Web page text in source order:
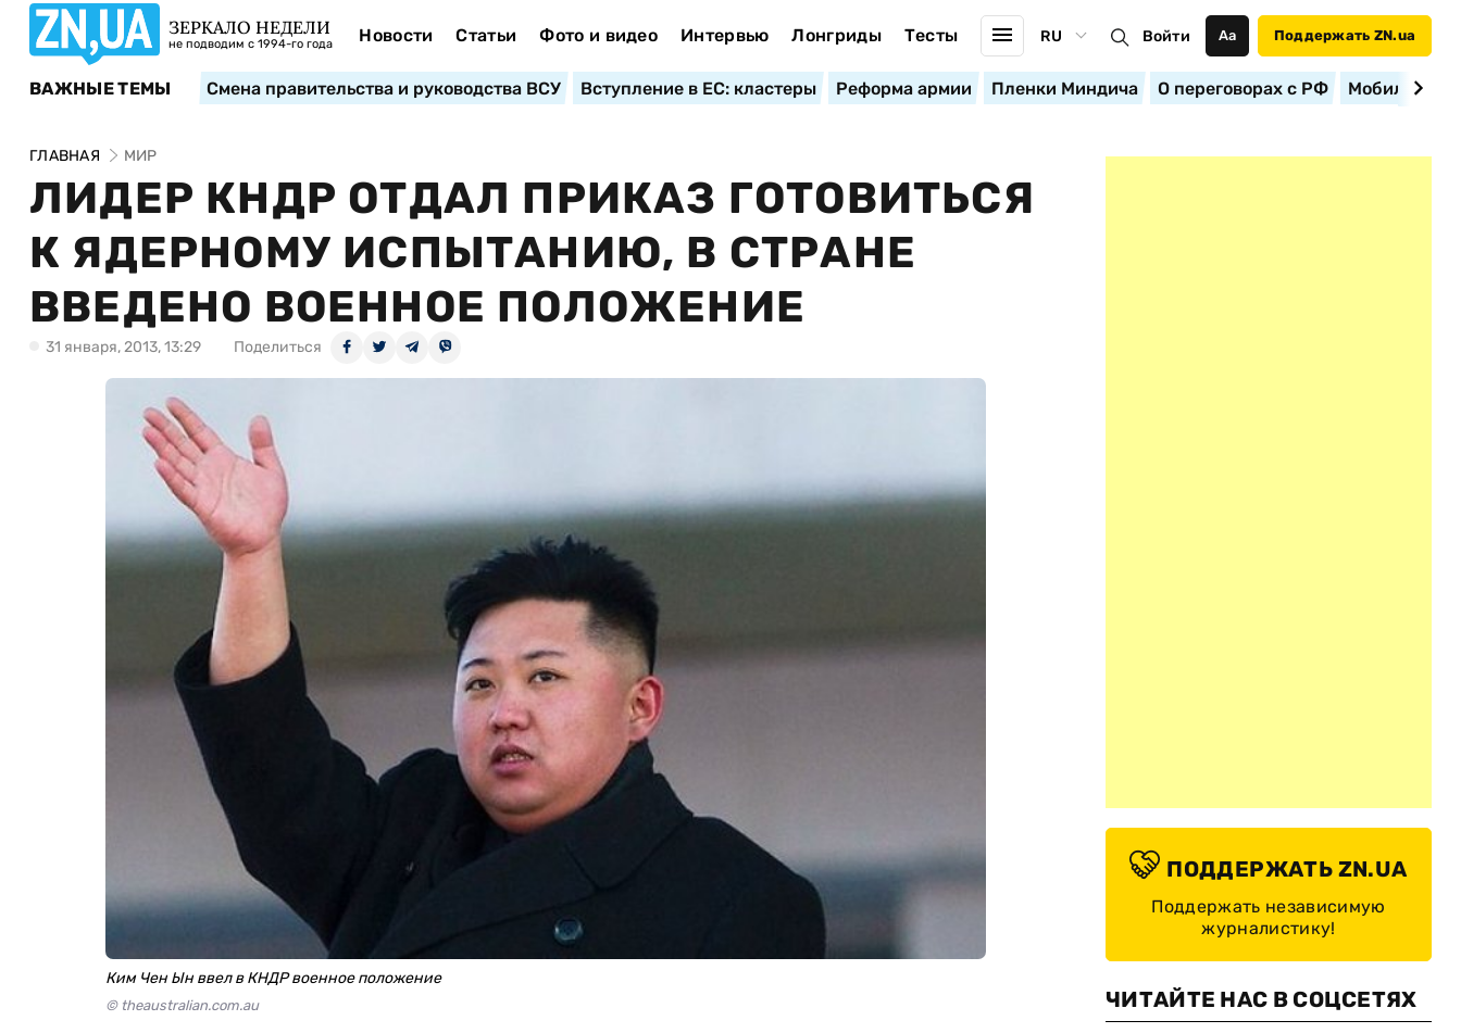
ЗЕРКАЛО НЕДЕЛИ
не подводим с 1994-го года Новости Статьи Фото и видео Интервью Лонгриды Тесты RU Войти Аа Поддержать ZN.ua
ВАЖНЫЕ ТЕМЫ Смена правительства и руководства ВСУ Вступление в ЕС: кластеры Реформа армии Пленки Миндича О переговорах с РФ
ГЛАВНАЯ МИР
ЛИДЕР КНДР ОТДАЛ ПРИКАЗ ГОТОВИТЬСЯ
К ЯДЕРНОМУ ИСПЫТАНИЮ, В СТРАНЕ
ВВЕДЕНО ВОЕННОЕ ПОЛОЖЕНИЕ
31 января, 2013, 13:29 Поделиться
Ким Чен Ын ввел в КНДР военное положение
© theaustralian.com.au
ПОДДЕРЖАТЬ ZN.UA
Поддержать независимую
журналистику!
ЧИТАЙТЕ НАС В СОЦСЕТЯХ